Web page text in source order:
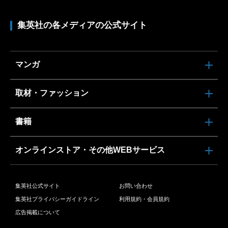
集英社の各メディアの公式サイト
マンガ
取材・ファッション
書籍
オンラインストア・その他WEBサービス
集英社公式サイト お問い合わせ
集英社プライバシーガイドライン 利用規約・会員規約
広告掲載について